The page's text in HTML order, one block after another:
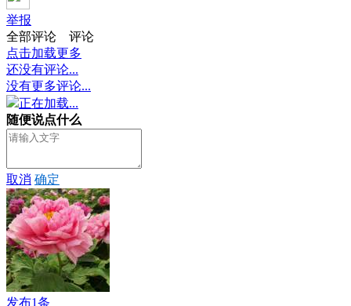
举报
全部评论
评论
点击加载更多
还没有评论...
没有更多评论...
正在加载...
随便说点什么
取消 确定
发布1条